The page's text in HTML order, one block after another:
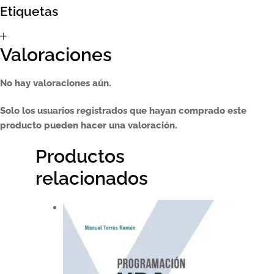
Suscríbete a la newsletter de Marcombo
Suscripción
Test Formulario
Etiquetas
Valoraciones
No hay valoraciones aún.
Solo los usuarios registrados que hayan comprado este
producto pueden hacer una valoración.
Productos
relacionados